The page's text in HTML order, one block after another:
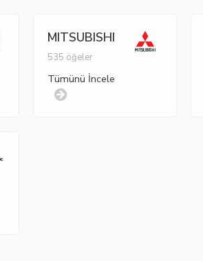
MITSUBISHI
535 öğeler
Tümünü İncele